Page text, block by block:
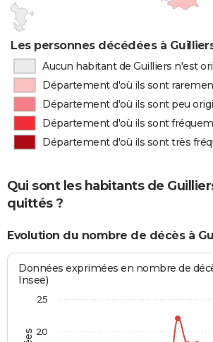
Les personnes décédées à
Aucun habitant de Guilliers n'est
Département d'où ils sont
Département d'où ils sont peu
Département d'où ils sont
Département d'où ils sont très
Qui sont les habitants de
quittés ?
Evolution du nombre de décès à
Données exprimées en nombre de
Insee)
20
25